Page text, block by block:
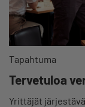
Tapahtuma
Tervetuloa
Yrittäjät